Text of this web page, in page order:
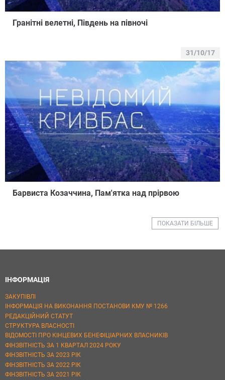
Гранітні велетні, Південь на півночі
31/10/17
Барвиста Козаччина, Пам'ятка над прірвою
ПОКАЗАТИ БІЛЬШЕ
ІНФОРМАЦІЯ
ЗАКУПІВЛІ
ІНФОРМАЦІЯ НА ВИКОНАННЯ ПОСТАНОВИ КМУ № 1266
РЕДАКЦІЙНИЙ СТАТУТ
СТРУКТУРА ВЛАСНОСТІ
ВІДОМОСТІ ПРО КІНЦЕВИХ БЕНЕФІЦІАРНИХ ВЛАСНИКІВ
ФІНЗВІТНІСТЬ ЗА 1 КВАРТАЛ 2024 РОКУ
ФІНЗВІТНІСТЬ ЗА 2023 РІК
ФІНЗВІТНІСТЬ ЗА 2022 РІК
ФІНЗВІТНІСТЬ ЗА 2021 РІК